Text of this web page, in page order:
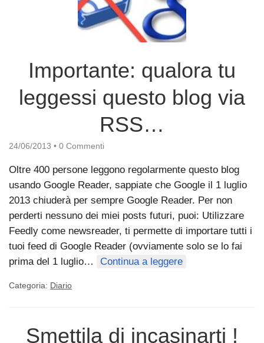
Importante: qualora tu
leggessi questo blog via
RSS…
24/06/2013 • 0 Commenti
Oltre 400 persone leggono regolarmente questo blog
usando Google Reader, sappiate che Google il 1 luglio
2013 chiuderà per sempre Google Reader. Per non
perderti nessuno dei miei posts futuri, puoi: Utilizzare
Feedly come newsreader, ti permette di importare tutti i
tuoi feed di Google Reader (ovviamente solo se lo fai
prima del 1 luglio…
Continua a leggere
Categoria: Diario
Smettila di incasinarti !